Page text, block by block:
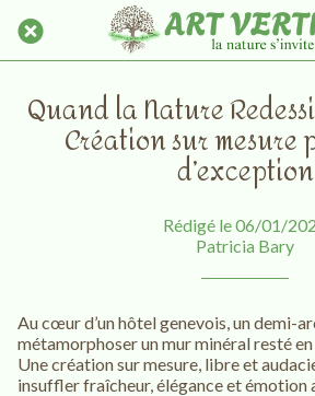
Quand la Nature
Création sur
d’exception
Rédigé le 06/01/
Patricia Bary
Au cœur d’un hôtel genevois, un demi-
métamorphoser un mur minéral resté en
Une création sur mesure, libre et
insuffler fraîcheur, élégance et émotion